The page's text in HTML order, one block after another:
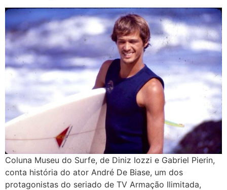
Coluna Museu do Surfe, de Diniz Iozzi e Gabriel Pierin,
conta história do ator André De Biase, um dos
protagonistas do seriado de TV Armação Ilimitada,